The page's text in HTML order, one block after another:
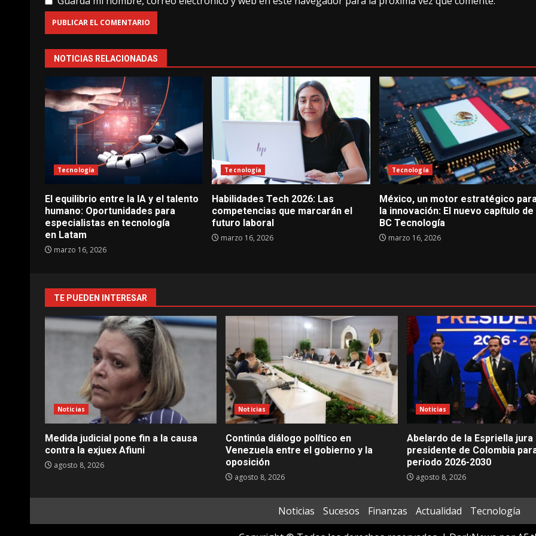
NOTICIAS RELACIONADAS
Tecnología
El equilibrio entre la IA y el talento
humano: Oportunidades para
especialistas en tecnología
en Latam
marzo 16, 2026
Tecnología
Habilidades Tech 2026: Las
competencias que marcarán el
futuro laboral
marzo 16, 2026
Tecnología
México, un motor estratégico
la innovación: El nuevo capítulo de
BC Tecnología
marzo 16, 2026
TE PUEDEN INTERESAR
Noticias
Medida judicial pone fin a la causa
contra la exjuex Afiuni
agosto 8, 2026
Noticias
Continúa diálogo político en
Venezuela entre el gobierno y la
oposición
agosto 8, 2026
Noticias
Abelardo de la Espriella jura
presidente de Colombia
periodo 2026-2030
agosto 8, 2026
Noticias Sucesos Finanzas Actualidad
Tecnología